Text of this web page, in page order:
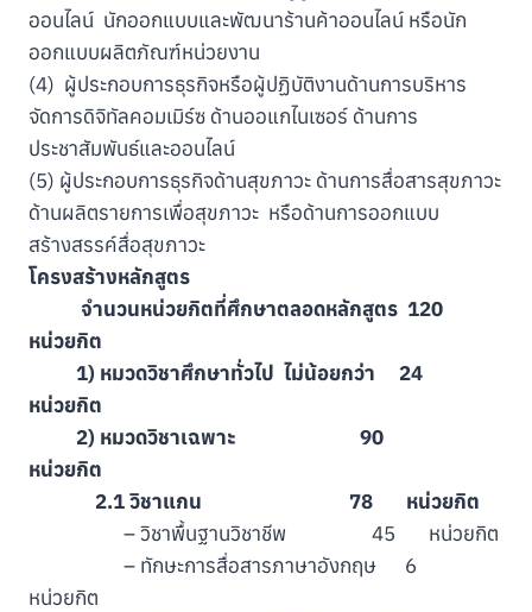
ออนไลน์ นักออกแบบและพัฒนาร้านค้าออนไลน์ หรือนัก
ออกแบบผลิตภัณฑ์หน่วยงาน
(4) ผู้ประกอบการธุรกิจหรือผู้ปฏิบัติงานด้านการบริหาร
จัดการดิจิทัลคอมเมิร์ซ ด้านออแกไนเซอร์ ด้านการ
ประชาสัมพันธ์และออนไลน์
(5) ผู้ประกอบการธุรกิจด้านสุขภาวะ ด้านการสื่อสารสุขภาวะ
ด้านผลิตรายการเพื่อสุขภาวะ หรือด้านการออกแบบ
สร้างสรรค์สื่อสุขภาวะ
โครงสร้างหลักสูตร
จำนวนหน่วยกิตที่ศึกษาตลอดหลักสูตร 120
หน่วยกิต
1) หมวดวิชาศึกษาทั่วไป ไม่น้อยกว่า 24
หน่วยกิต
2) หมวดวิชาเฉพาะ 90
หน่วยกิต
2.1 วิชาแกน 78 หน่วยกิต
– วิชาพื้นฐานวิชาชีพ 45 หน่วยกิต
– ทักษะการสื่อสารภาษาอังกฤษ 6
หน่วยกิต